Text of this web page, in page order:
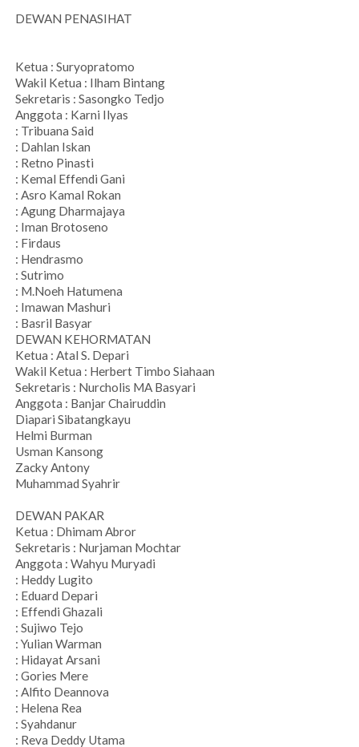
DEWAN PENASIHAT
Ketua : Suryopratomo
Wakil Ketua : Ilham Bintang
Sekretaris : Sasongko Tedjo
Anggota : Karni Ilyas
: Tribuana Said
: Dahlan Iskan
: Retno Pinasti
: Kemal Effendi Gani
: Asro Kamal Rokan
: Agung Dharmajaya
: Iman Brotoseno
: Firdaus
: Hendrasmo
: Sutrimo
: M.Noeh Hatumena
: Imawan Mashuri
: Basril Basyar
DEWAN KEHORMATAN
Ketua : Atal S. Depari
Wakil Ketua : Herbert Timbo Siahaan
Sekretaris : Nurcholis MA Basyari
Anggota : Banjar Chairuddin
Diapari Sibatangkayu
Helmi Burman
Usman Kansong
Zacky Antony
Muhammad Syahrir
DEWAN PAKAR
Ketua : Dhimam Abror
Sekretaris : Nurjaman Mochtar
Anggota : Wahyu Muryadi
: Heddy Lugito
: Eduard Depari
: Effendi Ghazali
: Sujiwo Tejo
: Yulian Warman
: Hidayat Arsani
: Gories Mere
: Alfito Deannova
: Helena Rea
: Syahdanur
: Reva Deddy Utama